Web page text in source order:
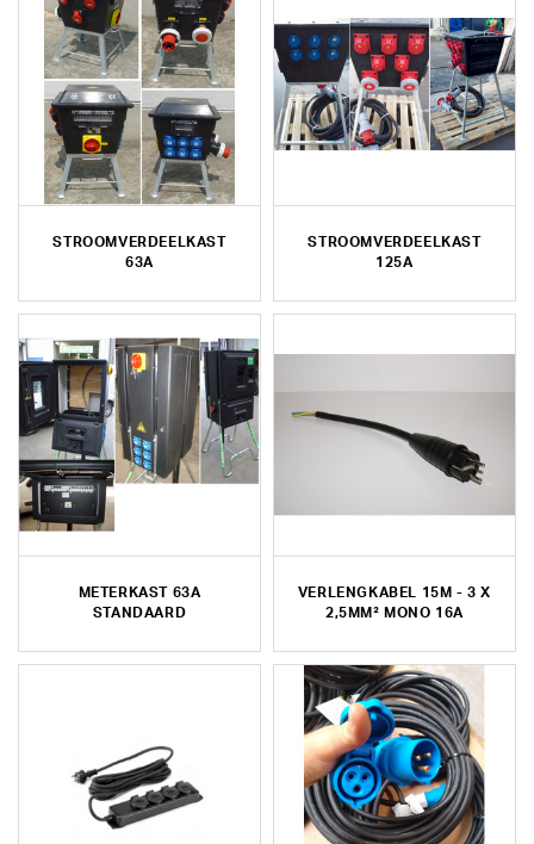
STROOMVERDEELKAST
63A
STROOMVERDEELKAST
125A
METERKAST 63A
STANDAARD
VERLENGKABEL 15M - 3 X
2,5MM² MONO 16A